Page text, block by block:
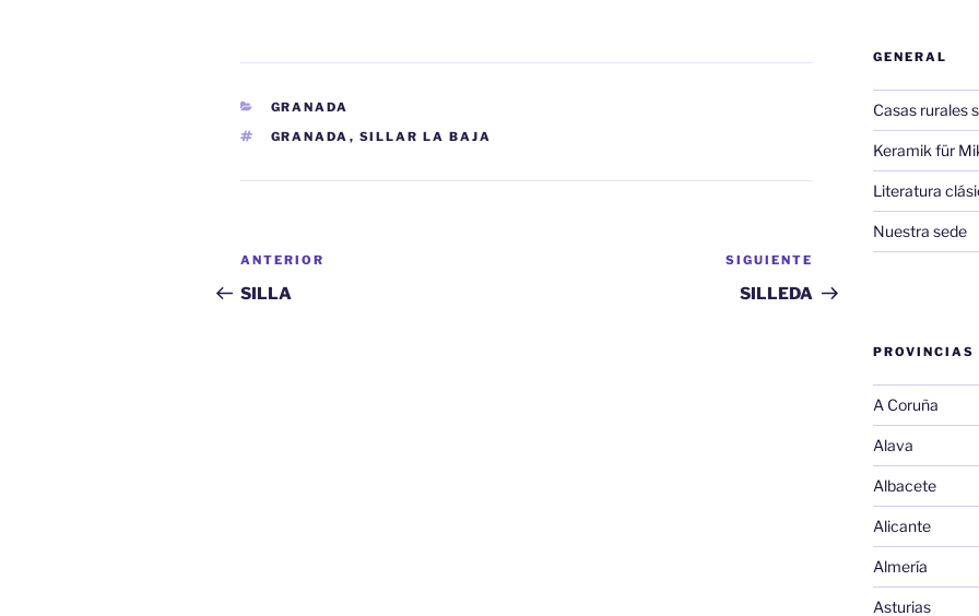
CATEGORÍAS
GRANADA
ETIQUETAS
GRANADA , SILLAR LA BAJA
Navegación
de
Entrada
anterior:
ANTERIOR
SILLA
entrada
SIGUIENTE
SILLEDA
GENERAL
Casas rurales
Keramik für
Literatura
Nuestra sede
PROVINCIAS
A Coruña
Alava
Albacete
Alicante
Almería
Asturias